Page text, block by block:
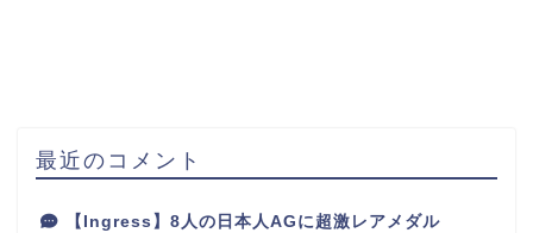
最近のコメント
【Ingress】8人の日本人AGに超激レアメダル